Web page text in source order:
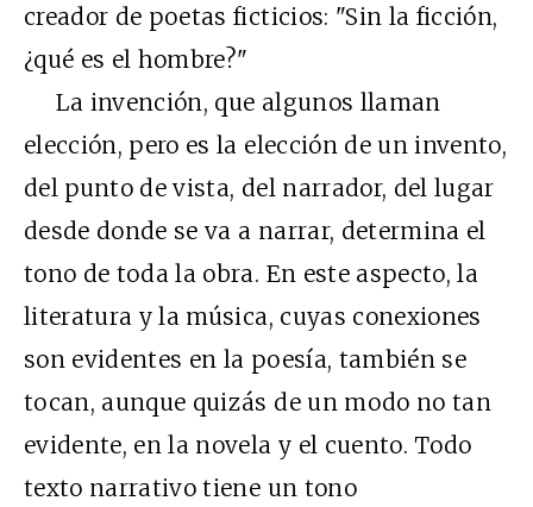
creador de poetas ficticios: "Sin la ficción,
¿qué es el hombre?"
La invención, que algunos llaman
elección, pero es la elección de un invento,
del punto de vista, del narrador, del lugar
desde donde se va a narrar, determina el
tono de toda la obra. En este aspecto, la
literatura y la música, cuyas conexiones
son evidentes en la poesía, también se
tocan, aunque quizás de un modo no tan
evidente, en la novela y el cuento. Todo
texto narrativo tiene un tono